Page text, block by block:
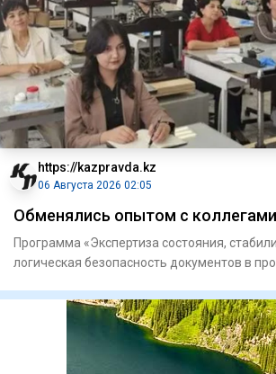
https://kazpravda.kz
06 Августа 2026 02:05
Обменялись опытом с коллегами
Программа «Экспертиза состоя­ния,
логическая безопасность докумен­тов в